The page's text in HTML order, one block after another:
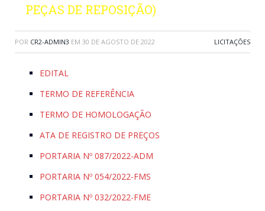
PEÇAS DE REPOSIÇÃO)
POR CR2-ADMIN3 EM 30 DE AGOSTO DE 2022 LICITAÇÕES
EDITAL
TERMO DE REFERÊNCIA
TERMO DE HOMOLOGAÇÃO
ATA DE REGISTRO DE PREÇOS
PORTARIA Nº 087/2022-ADM
PORTARIA Nº 054/2022-FMS
PORTARIA Nº 032/2022-FME